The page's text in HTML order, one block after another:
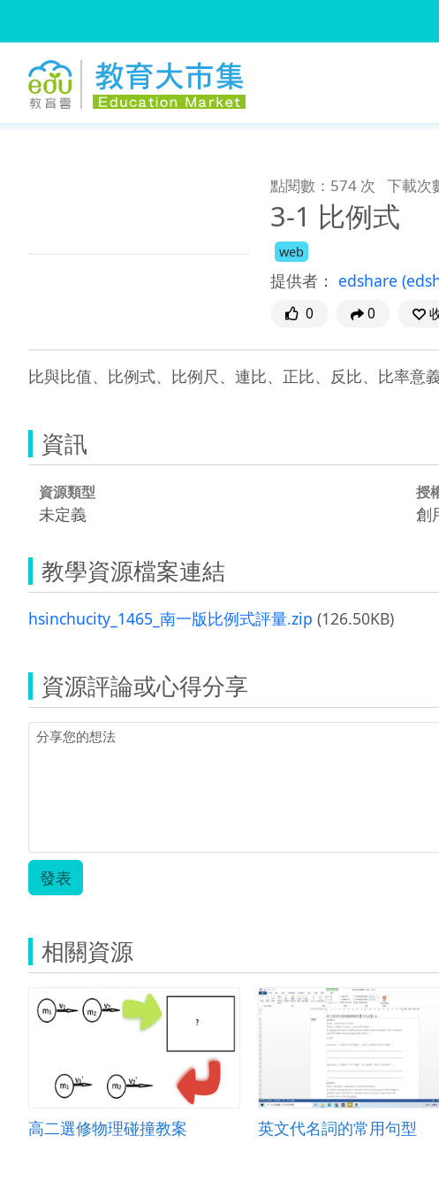
點閱數：574 次 下載次
3-1 比例式
web
提供者： edshare
0 0
比與比值、比例式、比例尺、連比、正比、反比、比率意
資訊
資源類型
未定義
授
創
教學資源檔案連結
hsinchucity_1465_南一版比例式評量.zip (126.50KB)
資源評論或心得分享
發表
相關資源
高二選修物理碰撞教案 英文代名詞的常用句型